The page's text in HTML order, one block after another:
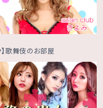
歌舞伎のお部屋